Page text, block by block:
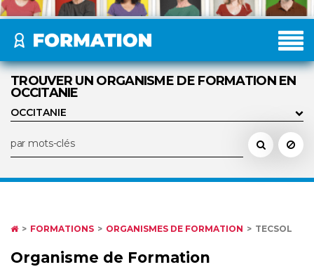
TROUVER UN ORGANISME DE FORMATION EN
OCCITANIE
FORMATIONS ORGANISMES DE FORMATION TECSOL
Organisme de Formation